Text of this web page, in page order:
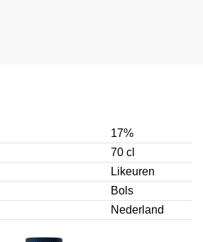
17%
70 cl
Likeuren
Bols
Nederland